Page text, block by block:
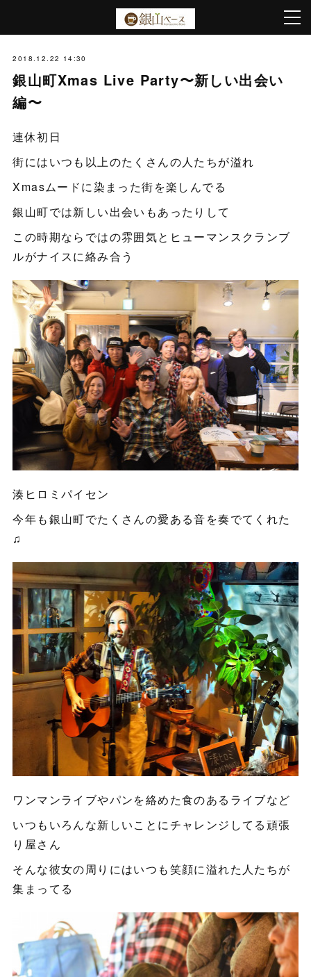
2018.12.22 14:30
銀山町Xmas Live Party〜新しい出会い
編〜
連休初日
街にはいつも以上のたくさんの人たちが溢れ
Xmasムードに染まった街を楽しんでる
銀山町では新しい出会いもあったりして
この時期ならではの雰囲気とヒューマンスクランブ
ルがナイスに絡み合う
湊ヒロミパイセン
今年も銀山町でたくさんの愛ある音を奏でてくれた
♫
ワンマンライブやパンを絡めた食のあるライブなど
いつもいろんな新しいことにチャレンジしてる頑張
り屋さん
そんな彼女の周りにはいつも笑顔に溢れた人たちが
集まってる